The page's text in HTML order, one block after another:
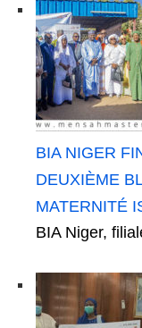
BIA NIGER
DEUXIÈME
MATERNITÉ
BIA Niger,